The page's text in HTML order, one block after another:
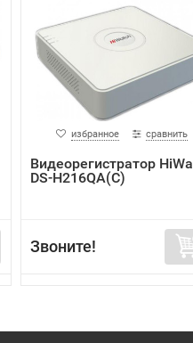
избранное сравнить
Видеорегистратор
DS-H216QA(C)
Звоните!